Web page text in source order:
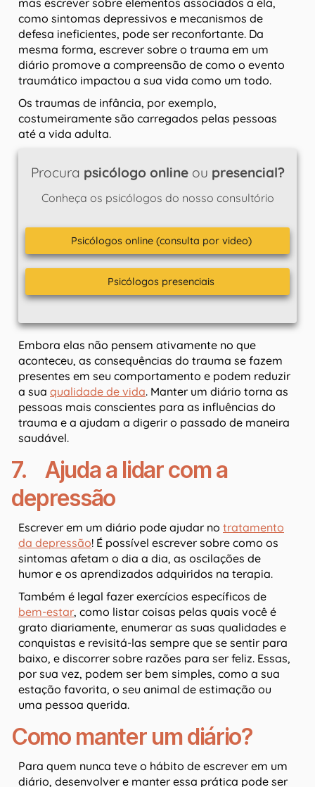
mas escrever sobre elementos associados a ela,
como sintomas depressivos e mecanismos de
defesa ineficientes, pode ser reconfortante. Da
mesma forma, escrever sobre o trauma em um
diário promove a compreensão de como o evento
traumático impactou a sua vida como um todo.
Os traumas de infância, por exemplo,
costumeiramente são carregados pelas pessoas
até a vida adulta.
Procura psicólogo onlineou presencial?
Conheça os psicólogos do nosso consultório
Psicólogos online (consulta por video)
Psicólogos presenciais
Embora elas não pensem ativamente no que
aconteceu, as consequências do trauma se fazem
presentes em seu comportamento e podem reduzir
a sua qualidade de vida. Manter um diário torna as
pessoas mais conscientes para as influências do
trauma e a ajudam a digerir o passado de maneira
saudável.
7. Ajuda a lidar com a
depressão
Escrever em um diário pode ajudar no tratamento
da depressão! É possível escrever sobre como os
sintomas afetam o dia a dia, as oscilações de
humor e os aprendizados adquiridos na terapia.
Também é legal fazer exercícios específicos de
bem-estar, como listar coisas pelas quais você é
grato diariamente, enumerar as suas qualidades e
conquistas e revisitá-las sempre que se sentir para
baixo, e discorrer sobre razões para ser feliz. Essas,
por sua vez, podem ser bem simples, como a sua
estação favorita, o seu animal de estimação ou
uma pessoa querida.
Como manter um diário?
Para quem nunca teve o hábito de escrever em um
diário, desenvolver e manter essa prática pode ser